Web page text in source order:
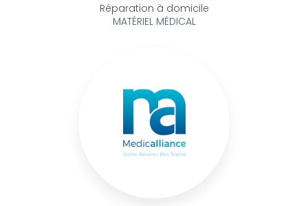
Réparation à domicile
MATÉRIEL MÉDICAL